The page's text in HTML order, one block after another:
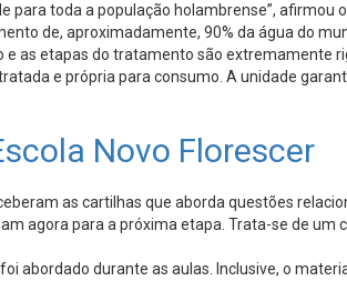
toda a população holambrense”, afirmou
de, aproximadamente, 90% da água do
as etapas do tratamento são extremamente
e própria para consumo. A unidade
Novo Florescer
as cartilhas que aborda questões
agora para a próxima etapa. Trata-se de
abordado durante as aulas. Inclusive, o